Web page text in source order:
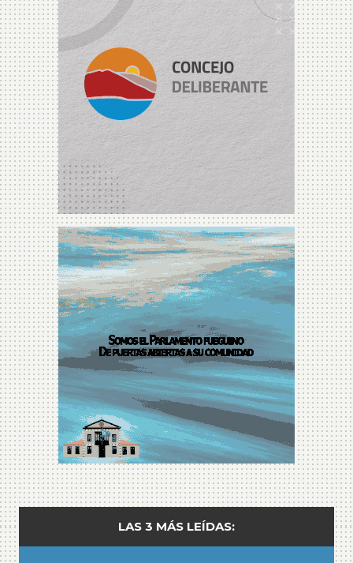
LAS 3 MÁS LEÍDAS: